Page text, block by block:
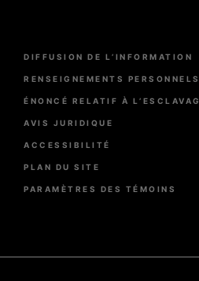
Menu
de
page
DIFFUSION DE L’INFORMATION
RENSEIGNEMENTS PERSONNELS
ÉNONCÉ RELATIF À
AVIS JURIDIQUE
ACCESSIBILITÉ
PLAN DU SITE
PARAMÈTRES DES TÉMOINS